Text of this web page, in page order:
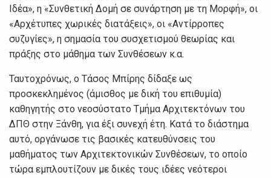
Ιδέα», η «Συνθετική Δομή σε συνάρτηση με τη Μορφή», οι
«Αρχέτυπες χωρικές διατάξεις», οι «Αντίρροπες
συζυγίες», η σημασία του συσχετισμού θεωρίας και
πράξης στο μάθημα των Συνθέσεων κ.α.
Ταυτοχρόνως, ο Τάσος Μπίρης δίδαξε ως
προσκεκλημένος (άμισθος με δική του επιθυμία)
καθηγητής στο νεοσύστατο Τμήμα Αρχιτεκτόνων του
ΔΠΘ στην Ξάνθη, για έξι συνεχή έτη. Κατά το διάστημα
αυτό, οργάνωσε τις βασικές κατευθύνσεις του
μαθήματος των Αρχιτεκτονικών Συνθέσεων, το οποίο
τώρα εμπλουτίζουν με δικές τους ιδέες νεότεροι